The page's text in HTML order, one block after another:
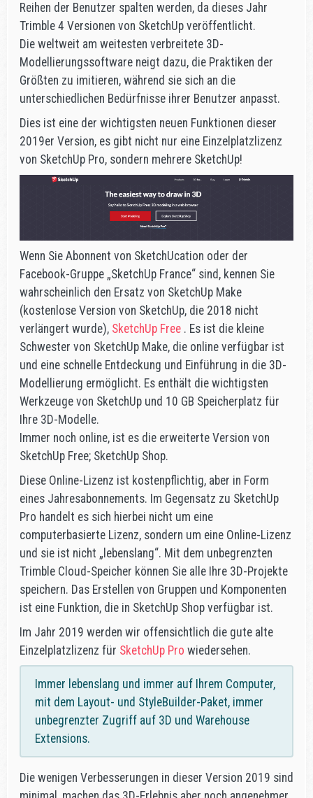
Reihen der Benutzer spalten werden, da dieses Jahr
Trimble 4 Versionen von SketchUp veröffentlicht.
Die weltweit am weitesten verbreitete 3D-
Modellierungssoftware neigt dazu, die Praktiken der
Größten zu imitieren, während sie sich an die
unterschiedlichen Bedürfnisse ihrer Benutzer anpasst.
Dies ist eine der wichtigsten neuen Funktionen dieser
2019er Version, es gibt nicht nur eine Einzelplatzlizenz
von SketchUp Pro, sondern mehrere SketchUp!
Wenn Sie Abonnent von SketchUcation oder der
Facebook-Gruppe „SketchUp France“ sind, kennen Sie
wahrscheinlich den Ersatz von SketchUp Make
(kostenlose Version von SketchUp, die 2018 nicht
verlängert wurde), SketchUp Free . Es ist die kleine
Schwester von SketchUp Make, die online verfügbar ist
und eine schnelle Entdeckung und Einführung in die 3D-
Modellierung ermöglicht. Es enthält die wichtigsten
Werkzeuge von SketchUp und 10 GB Speicherplatz für
Ihre 3D-Modelle.
Immer noch online, ist es die erweiterte Version von
SketchUp Free; SketchUp Shop.
Diese Online-Lizenz ist kostenpflichtig, aber in Form
eines Jahresabonnements. Im Gegensatz zu SketchUp
Pro handelt es sich hierbei nicht um eine
computerbasierte Lizenz, sondern um eine Online-Lizenz
und sie ist nicht „lebenslang“. Mit dem unbegrenzten
Trimble Cloud-Speicher können Sie alle Ihre 3D-Projekte
speichern. Das Erstellen von Gruppen und Komponenten
ist eine Funktion, die in SketchUp Shop verfügbar ist.
Im Jahr 2019 werden wir offensichtlich die gute alte
Einzelplatzlizenz für SketchUp Pro wiedersehen.
Immer lebenslang und immer auf Ihrem Computer,
mit dem Layout- und StyleBuilder-Paket, immer
unbegrenzter Zugriff auf 3D und Warehouse
Extensions.
Die wenigen Verbesserungen in dieser Version 2019 sind